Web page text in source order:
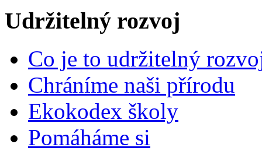
Udržitelný rozvoj
Co je to udržitelný
Chráníme naši přírodu
Ekokodex školy
Pomáháme si